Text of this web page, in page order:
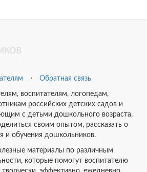
⋅ Обратная связь
воспитателям, логопедам,
российских детских садов и
с детьми дошкольного возраста,
своим опытом, рассказать о
и обучения дошкольников.
материалы по различным
которые помогут воспитателю